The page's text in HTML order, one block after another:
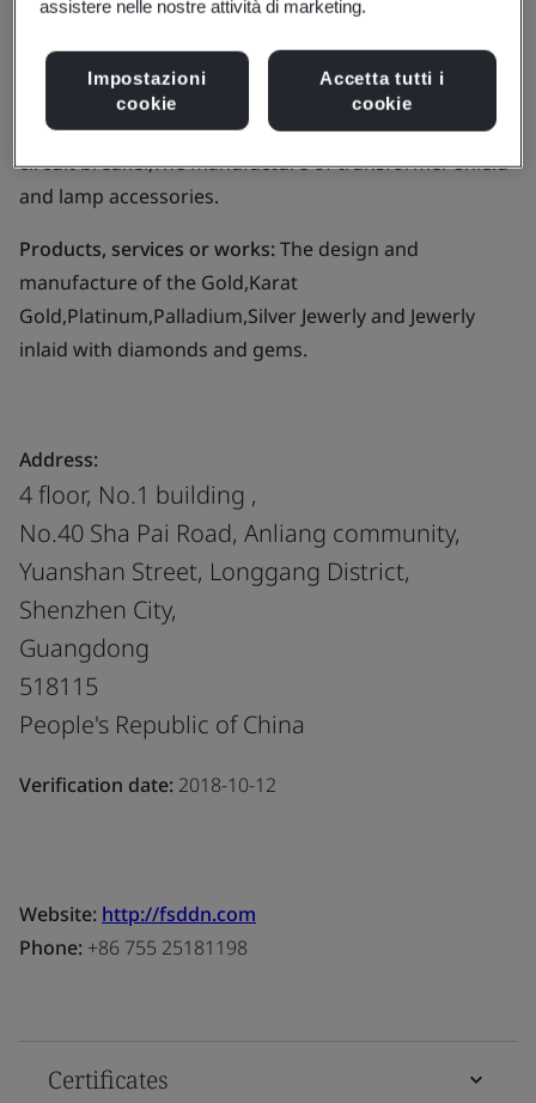
Jewelry Co., LTD
Business scope:The design and manufacture of
blower and operating mechanism for high-voltage
circuit breaker,The manufacture of transformer shield
and lamp accessories.
Products, services or works:The design and
manufacture of the Gold,Karat
Gold,Platinum,Palladium,Silver Jewerly and Jewerly
inlaid with diamonds and gems.
Address:
4 floor, No.1 building ,
No.40 Sha Pai Road, Anliang community,
Yuanshan Street, Longgang District,
Shenzhen City,
Guangdong
518115
People's Republic of China
Verification date: 2018-10-12
Website: http://fsddn.com
Phone: +86 755 25181198
Certificates
assistere nelle nostre attività di marketing.
Impostazioni
cookie
Accetta tutti i
cookie